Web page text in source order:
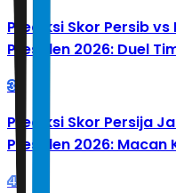
Prediksi Skor Persib
Presiden 2026: Duel
3
Prediksi Skor Persija
Presiden 2026:
4